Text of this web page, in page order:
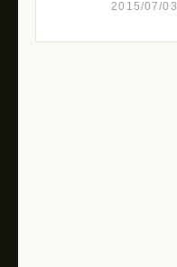
2015/07/03